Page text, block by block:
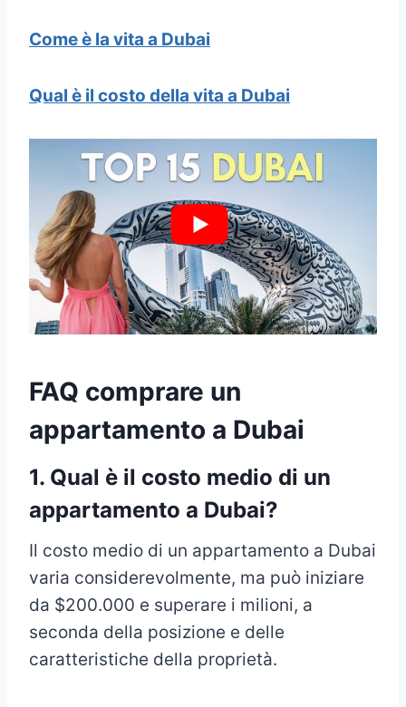
Come è la vita a Dubai
Qual è il costo della vita a Dubai
FAQ comprare un
appartamento a Dubai
1. Qual è il costo medio di un
appartamento a Dubai?
Il costo medio di un appartamento a Dubai
varia considerevolmente, ma può iniziare
da $200.000 e superare i milioni, a
seconda della posizione e delle
caratteristiche della proprietà.